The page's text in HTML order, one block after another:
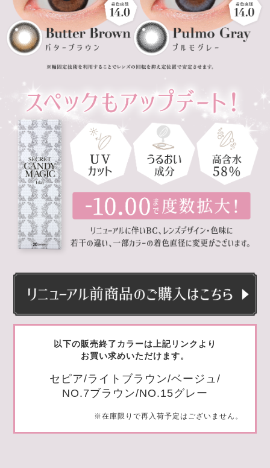
以下の販売終了カラーは上記リンクより
お買い求めいただけます。
セピア/ライトブラウン/ベージュ/
NO.7ブラウン/NO.15グレー
※在庫限りで再入荷予定はございません。